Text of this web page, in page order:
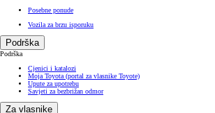
Posebne ponude
Vozila za brzu isporuku
Podrška
Podrška
Cjenici i katalozi
Moja Toyota (portal za vlasnike Toyote)
Upute za upotrebu
Savjeti za bezbrižan odmor
Za vlasnike